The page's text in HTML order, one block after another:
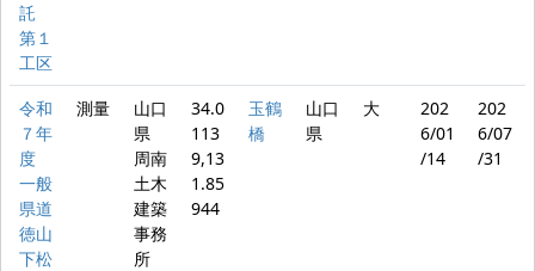
託
第１
工区
令和
７年
度
一般
県道
徳山
下松
測量
山口
県
周南
土木
建築
事務
所
34.0
113
9,13
1.85
944
玉鶴
橋
山口
県
大
202
6/01
/14
202
6/07
/31